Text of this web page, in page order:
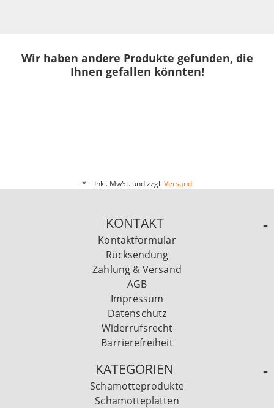
Wir haben andere Produkte gefunden, die
Ihnen gefallen könnten!
* = Inkl. MwSt. und zzgl.Versand
KONTAKT
Kontaktformular
Rücksendung
Zahlung & Versand
AGB
Impressum
Datenschutz
Widerrufsrecht
Barrierefreiheit
KATEGORIEN
Schamotteprodukte
Schamotteplatten